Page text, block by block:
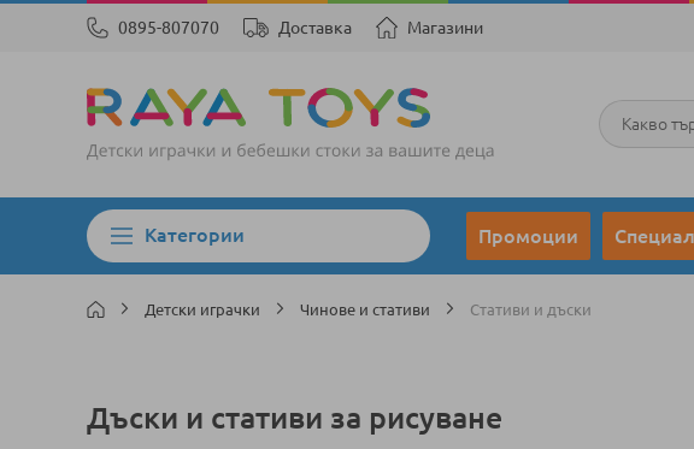
0895-807070 Доставка Магазини
Търсене
Категории Промоции
Детски играчки Чинове и стативи Стативи и дъски
Дъски и стативи за рисуване